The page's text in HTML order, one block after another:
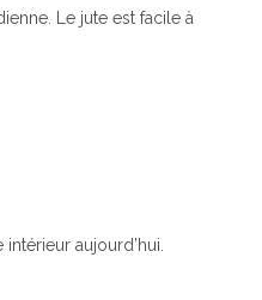
Le jute est facile à
aujourd’hui.